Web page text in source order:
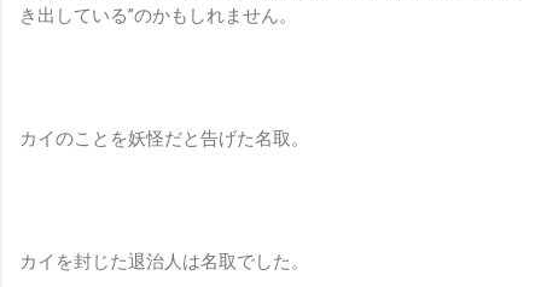
き出している”のかもしれません。
カイのことを妖怪だと告げた名取。
カイを封じた退治人は名取でした。